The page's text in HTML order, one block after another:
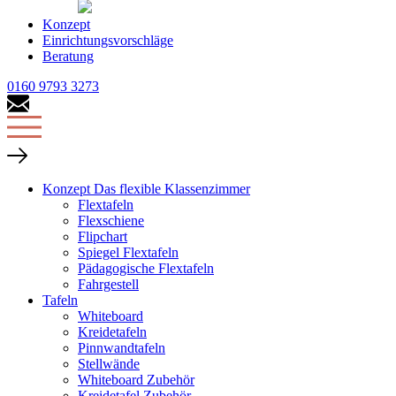
Konzept
Einrichtungsvorschläge
Beratung
0160 9793 3273
Konzept Das flexible Klassenzimmer
Flextafeln
Flexschiene
Flipchart
Spiegel Flextafeln
Pädagogische Flextafeln
Fahrgestell
Tafeln
Whiteboard
Kreidetafeln
Pinnwandtafeln
Stellwände
Whiteboard Zubehör